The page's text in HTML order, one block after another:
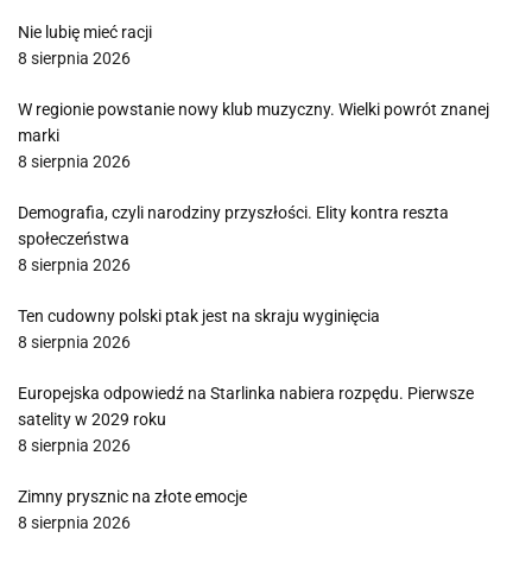
Nie lubię mieć racji
8 sierpnia 2026
W regionie powstanie nowy klub muzyczny. Wielki powrót znanej
marki
8 sierpnia 2026
Demografia, czyli narodziny przyszłości. Elity kontra reszta
społeczeństwa
8 sierpnia 2026
Ten cudowny polski ptak jest na skraju wyginięcia
8 sierpnia 2026
Europejska odpowiedź na Starlinka nabiera rozpędu. Pierwsze
satelity w 2029 roku
8 sierpnia 2026
Zimny prysznic na złote emocje
8 sierpnia 2026